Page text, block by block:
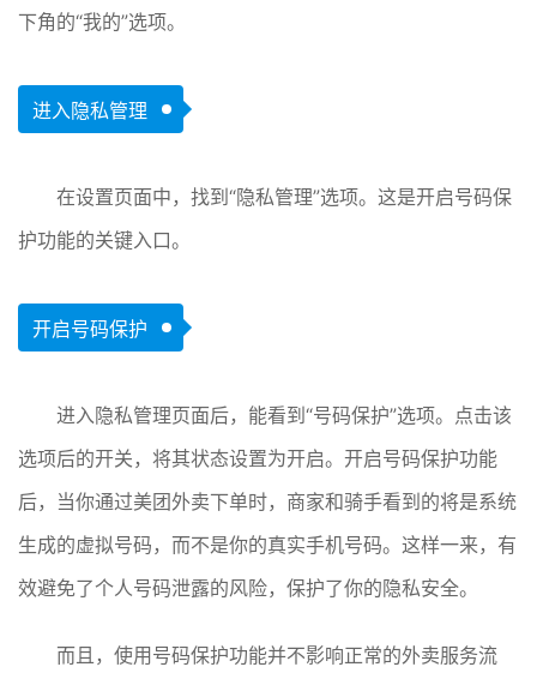
下角的“我的”选项。
进入隐私管理
在设置页面中，找到“隐私管理”选项。这是开启号码保
护功能的关键入口。
开启号码保护
进入隐私管理页面后，能看到“号码保护”选项。点击该
选项后的开关，将其状态设置为开启。开启号码保护功能
后，当你通过美团外卖下单时，商家和骑手看到的将是系统
生成的虚拟号码，而不是你的真实手机号码。这样一来，有
效避免了个人号码泄露的风险，保护了你的隐私安全。
而且，使用号码保护功能并不影响正常的外卖服务流